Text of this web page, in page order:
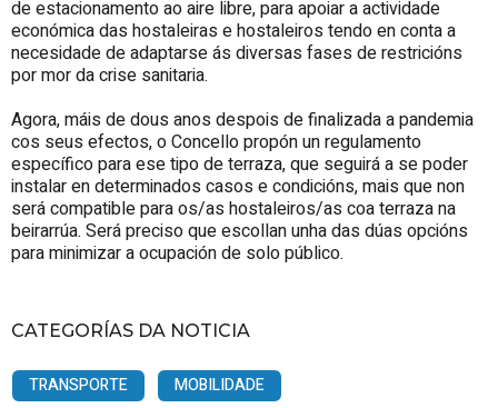
de estacionamento ao aire libre, para apoiar a actividade
económica das hostaleiras e hostaleiros tendo en conta a
necesidade de adaptarse ás diversas fases de restricións
por mor da crise sanitaria.
Agora, máis de dous anos despois de finalizada a pandemia
cos seus efectos, o Concello propón un regulamento
específico para ese tipo de terraza, que seguirá a se poder
instalar en determinados casos e condicións, mais que non
será compatible para os/as hostaleiros/as coa terraza na
beirarrúa. Será preciso que escollan unha das dúas opcións
para minimizar a ocupación de solo público.
CATEGORÍAS DA NOTICIA
TRANSPORTE MOBILIDADE